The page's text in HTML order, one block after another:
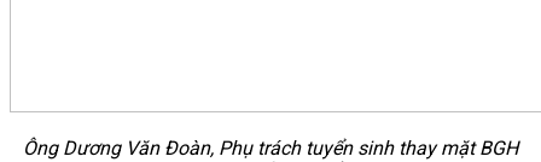
Ông Dương Văn Đoàn, Phụ trách tuyển sinh thay mặt BGH